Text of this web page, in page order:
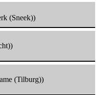
(Sneek))
(Tilburg))